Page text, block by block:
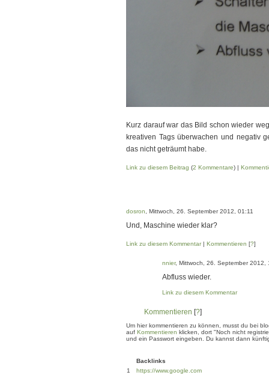
Kurz darauf war das Bild schon wieder
kreativen Tags überwachen und negativ
das nicht geträumt habe.
Link zu diesem Beitrag (2 Kommentare) |
dosron , Mittwoch, 26. September 2012, 01:11
Und, Maschine wieder klar?
Link zu diesem Kommentar| Kommentieren [?]
nnier, Mittwoch, 26. September 2012,
Abfluss wieder.
Link zu diesem Kommentar
Kommentieren [?]
Um hier kommentieren zu können, musst du bei
auf Kommentieren klicken, dort "Noch nicht
und ein Passwort eingeben. Du kannst dann
Backlinks
1
https://www.google.com